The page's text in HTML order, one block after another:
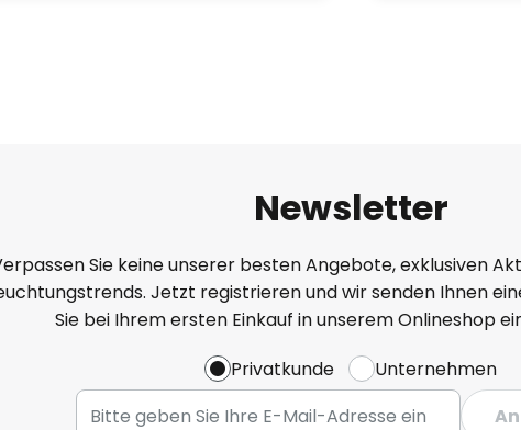
Newsletter
Sie keine unserer besten Angebote, exklusiven
Jetzt registrieren und wir senden Ihnen
Sie bei Ihrem ersten Einkauf in unserem Onlineshop
Privatkunde
Unternehmen